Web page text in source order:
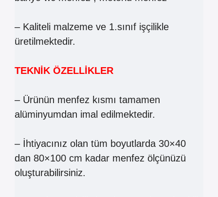
– Kaliteli malzeme ve 1.sınıf işçilikle
üretilmektedir.
TEKNİK ÖZELLİKLER
– Ürünün menfez kısmı tamamen
alüminyumdan imal edilmektedir.
– İhtiyacınız olan tüm boyutlarda 30×40
dan 80×100 cm kadar menfez ölçünüzü
oluşturabilirsiniz.